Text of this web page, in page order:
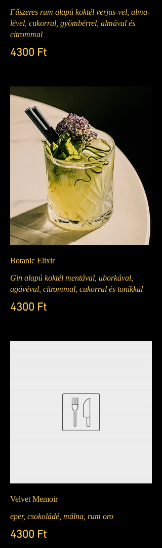
Fűszeres rum alapú koktél verjus-vel, alma-
lével, cukorral, gyömbérrel, almával és
citrommal
4300 Ft
Botanic Elixir
Gin alapú koktél mentával, uborkával,
agávéval, citrommal, cukorral és tonikkal
4300 Ft
Velvet Memoir
eper, csokoládé, málna, rum oro
4300 Ft